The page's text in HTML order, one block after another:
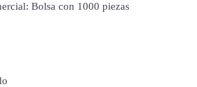
Bolsa con 1000 piezas